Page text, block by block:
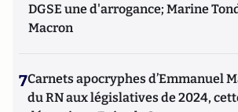
DGSE une d'arrogance; Marine
Macron
7Carnets apocryphes d’Emmanuel
du RN aux législatives de 2024,